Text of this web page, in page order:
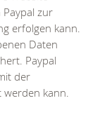
zur
erfolgen kann.
Daten
Paypal
der
werden kann.